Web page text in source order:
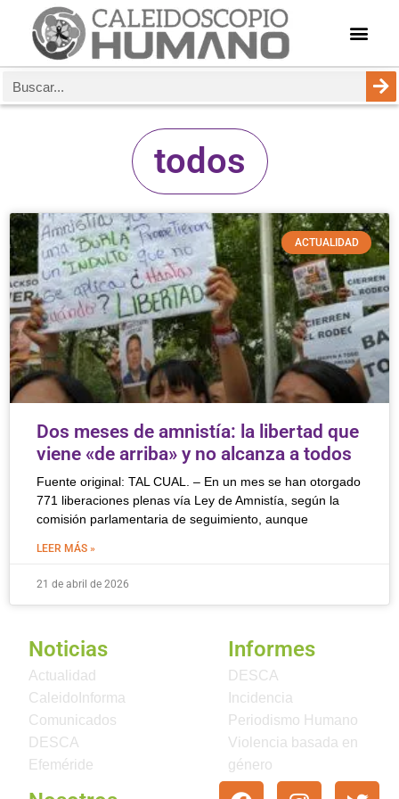
todos
ACTUALIDAD
Dos meses de amnistía: la libertad que
viene «de arriba» y no alcanza a todos
Fuente original: TAL CUAL. – En un mes se han otorgado
771 liberaciones plenas vía Ley de Amnistía, según la
comisión parlamentaria de seguimiento, aunque
LEER MÁS »
21 de abril de 2026
Noticias
Actualidad
CaleidoInforma
Comunicados
DESCA
Efeméride
Informes
DESCA
Incidencia
Periodismo Humano
Violencia basada en
género